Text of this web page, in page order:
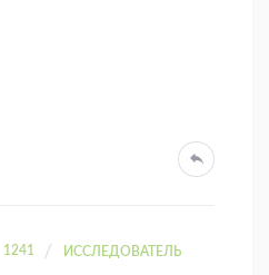
1241 ИССЛЕДОВАТЕЛЬ